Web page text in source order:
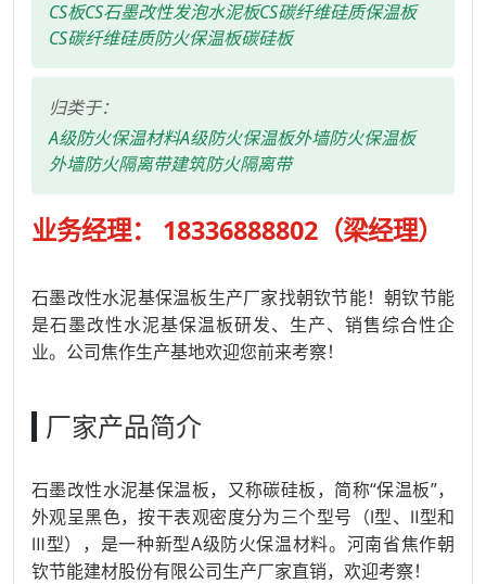
CS板CS石墨改性发泡水泥板CS碳纤维硅质保温板
CS碳纤维硅质防火保温板碳硅板
归类于：
A级防火保温材料A级防火保温板外墙防火保温板
外墙防火隔离带建筑防火隔离带
业务经理： 18336888802 （梁经理）
石墨改性水泥基保温板生产厂家找朝钦节能！朝钦节能
是石墨改性水泥基保温板研发、生产、销售综合性企
业。公司焦作生产基地欢迎您前来考察！
厂家产品简介
石墨改性水泥基保温板，又称碳硅板，简称“保温板”，
外观呈黑色，按干表观密度分为三个型号（Ⅰ型、Ⅱ型和
Ⅲ型），是一种新型A级防火保温材料。河南省焦作朝
钦节能建材股份有限公司生产厂家直销，欢迎考察！